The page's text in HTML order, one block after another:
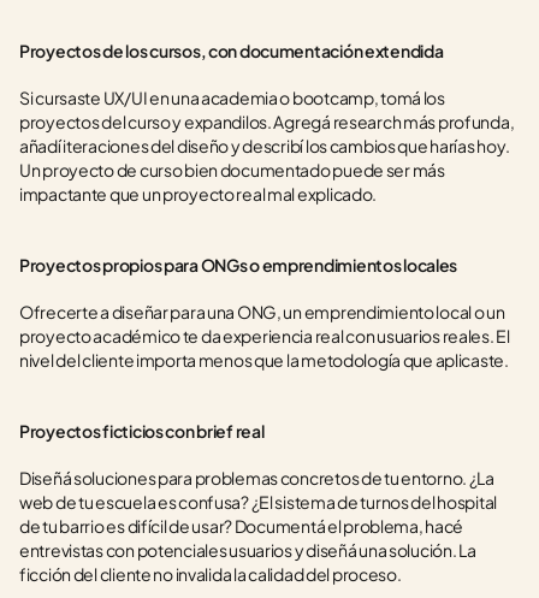
Proyectos de los cursos, con documentación extendida
Si cursaste UX/UI en una academia o bootcamp, tomá los
proyectos del curso y expandilos. Agregá research más profunda,
añadí iteraciones del diseño y describí los cambios que harías hoy.
Un proyecto de curso bien documentado puede ser más
impactante que un proyecto real mal explicado.
Proyectos propios para ONGs o emprendimientos locales
Ofrecerte a diseñar para una ONG, un emprendimiento local o un
proyecto académico te da experiencia real con usuarios reales. El
nivel del cliente importa menos que la metodología que aplicaste.
Proyectos ficticios con brief real
Diseñá soluciones para problemas concretos de tu entorno. ¿La
web de tu escuela es confusa? ¿El sistema de turnos del hospital
de tu barrio es difícil de usar? Documentá el problema, hacé
entrevistas con potenciales usuarios y diseñá una solución. La
ficción del cliente no invalida la calidad del proceso.